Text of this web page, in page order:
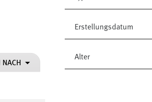
Erstellungsdatum
Alter
NACH